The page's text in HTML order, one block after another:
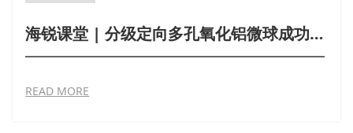
海锐课堂 | 分级定向多孔氧化铝微球成功制备
READ MORE